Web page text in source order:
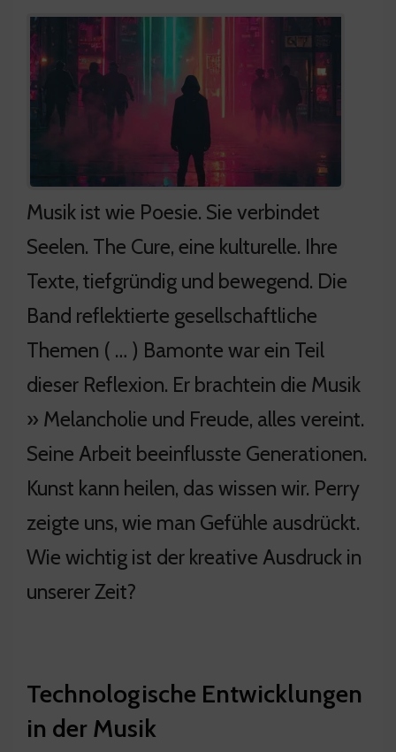
Musik ist wie Poesie. Sie verbindet
Seelen. The Cure, eine kulturelle. Ihre
Texte, tiefgründig und bewegend. Die
Band reflektierte gesellschaftliche
Themen ( … ) Bamonte war ein Teil
dieser Reflexion. Er brachtein die Musik
» Melancholie und Freude, alles vereint.
Seine Arbeit beeinflusste Generationen.
Kunst kann heilen, das wissen wir. Perry
zeigte uns, wie man Gefühle ausdrückt.
Wie wichtig ist der kreative Ausdruck in
unserer Zeit?
Technologische Entwicklungen
in der Musik